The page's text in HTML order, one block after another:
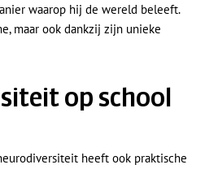
waarop hij de wereld beleeft.
maar ook dankzij zijn unieke
op school
heeft ook praktische